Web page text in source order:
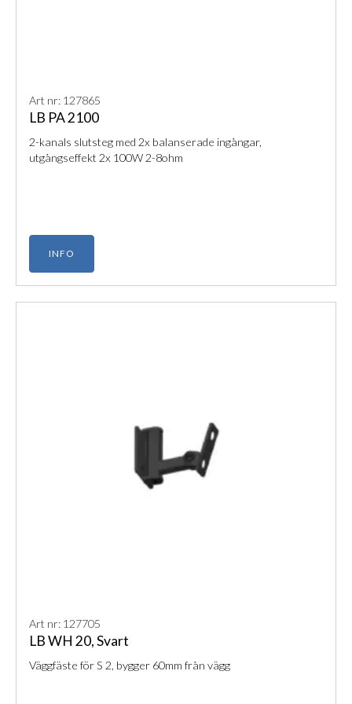
Art nr: 127865
LB PA 2100
2-kanals slutsteg med 2x balanserade ingångar,
utgångseffekt 2x 100W 2-8ohm
INFO
Art nr: 127705
LB WH 20, Svart
Väggfäste för S 2, bygger 60mm från vägg